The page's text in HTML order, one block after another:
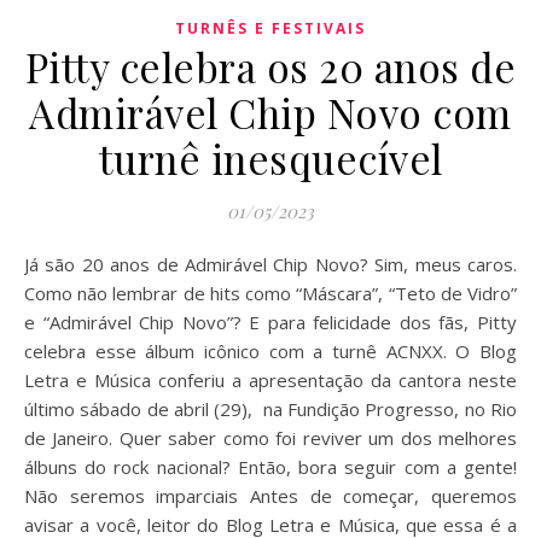
TURNÊS E FESTIVAIS
Pitty celebra os 20 anos de
Admirável Chip Novo com
turnê inesquecível
01/05/2023
Já são 20 anos de Admirável Chip Novo? Sim, meus caros.
Como não lembrar de hits como “Máscara”, “Teto de Vidro”
e “Admirável Chip Novo”? E para felicidade dos fãs, Pitty
celebra esse álbum icônico com a turnê ACNXX. O Blog
Letra e Música conferiu a apresentação da cantora neste
último sábado de abril (29), na Fundição Progresso, no Rio
de Janeiro. Quer saber como foi reviver um dos melhores
álbuns do rock nacional? Então, bora seguir com a gente!
Não seremos imparciais Antes de começar, queremos
avisar a você, leitor do Blog Letra e Música, que essa é a